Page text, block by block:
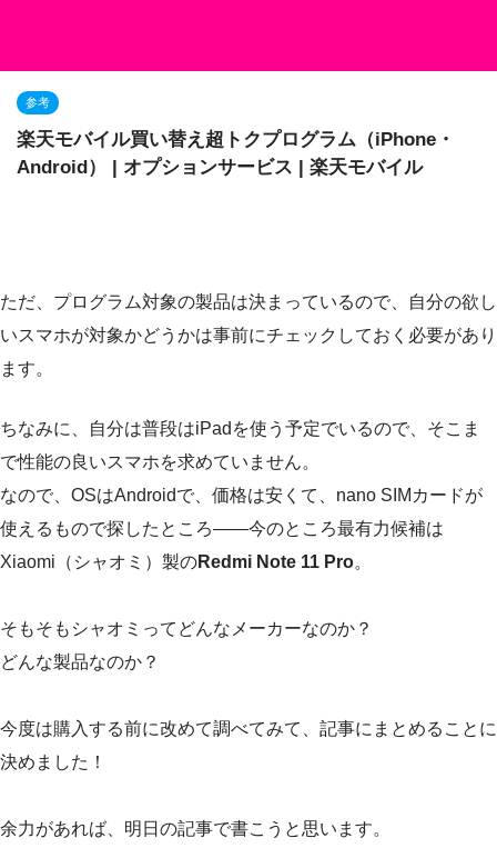
参考
楽天モバイル買い替え超トクプログラム（iPhone・
Android） | オプションサービス | 楽天モバイル
ただ、プログラム対象の製品は決まっているので、自分の欲し
いスマホが対象かどうかは事前にチェックしておく必要があり
ます。
ちなみに、自分は普段はiPadを使う予定でいるので、そこま
で性能の良いスマホを求めていません。
なので、OSはAndroidで、価格は安くて、nano SIMカードが
使えるもので探したところ——今のところ最有力候補は
Xiaomi（シャオミ）製のRedmi Note 11 Pro。
そもそもシャオミってどんなメーカーなのか？
どんな製品なのか？
今度は購入する前に改めて調べてみて、記事にまとめることに
決めました！
余力があれば、明日の記事で書こうと思います。